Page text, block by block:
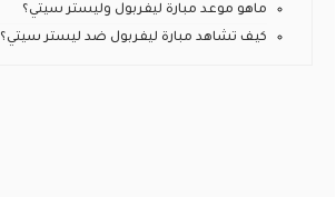
ماهو موعد مبارة ليفربول وليستر سيتي؟
كيف تشاهد مبارة ليفربول ضد ليستر سيتي؟